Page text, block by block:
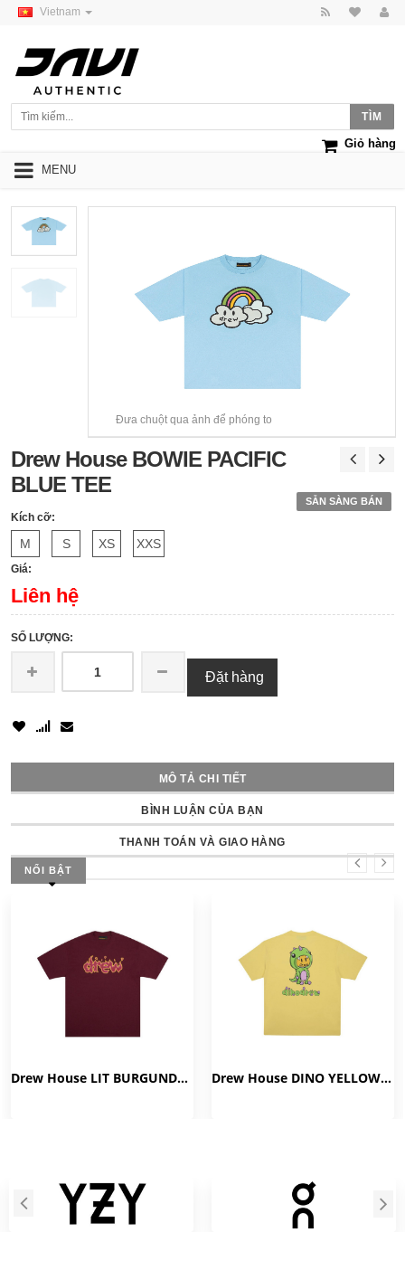
Vietnam
Giỏ hàng
MENU
Đưa chuột qua ảnh để phóng to
Drew House BOWIE PACIFIC
BLUE TEE
SẴN SÀNG BÁN
Kích cỡ:
M S XS XXS
Giá:
Liên hệ
SỐ LƯỢNG:
Đặt hàng
MÔ TẢ CHI TIẾT
BÌNH LUẬN CỦA BẠN
THANH TOÁN VÀ GIAO HÀNG
NỔI BẬT
Drew House LIT BURGUNDY TEE Drew House DINO YELLOW TEE